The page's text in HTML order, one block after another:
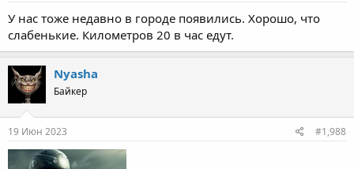
У нас тоже недавно в городе появились. Хорошо, что
слабенькие. Километров 20 в час едут.
Nyasha
Байкер
19 Июн 2023 #1,988